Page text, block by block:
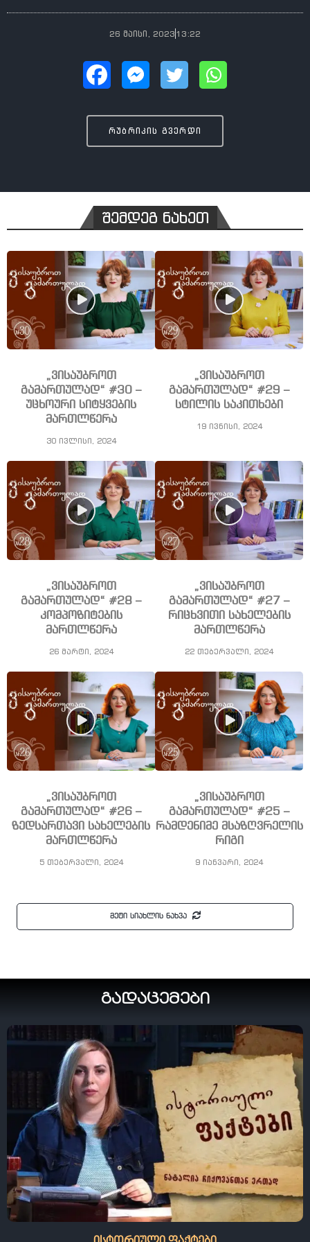
26 მაისი, 2023 13:22
რუბრიკის გვერდი
შემდეგ ნახეთ
„ვისაუბროთ
გამართულად“ #30 –
უცხოური სიტყვების
მართლწერა
30 ივლისი, 2024
„ვისაუბროთ
გამართულად“ #29 –
სტილის საკითხები
19 ივნისი, 2024
„ვისაუბროთ
გამართულად“ #28 –
კომპოზიტების
მართლწერა
26 მარტი, 2024
„ვისაუბროთ
გამართულად“ #27 –
რიცხვითი სახელების
მართლწერა
22 თებერვალი, 2024
„ვისაუბროთ
გამართულად“ #26 –
ზედსართავი სახელების
მართლწერა
5 თებერვალი, 2024
„ვისაუბროთ
გამართულად“ #25 –
რამდენიმე მსაზღვრელის
რიგი
9 იანვარი, 2024
მეტი სიახლის ნახვა
გადაცემები